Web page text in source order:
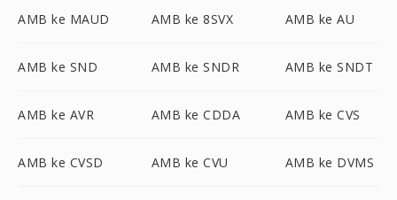
AMB ke MAUD AMB ke 8SVX AMB ke AU
AMB ke SND AMB ke SNDR AMB ke SNDT
AMB ke AVR AMB ke CDDA AMB ke CVS
AMB ke CVSD AMB ke CVU AMB ke DVMS